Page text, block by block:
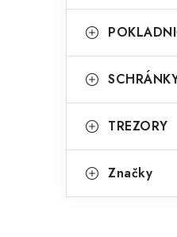
TREZORY
Značky